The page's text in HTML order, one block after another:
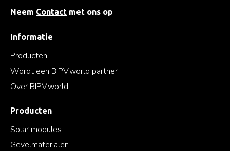
Neem Contact met ons op
Informatie
Producten
Wordt een BIPV.world partner
Over BIPV.world
Producten
Solar modules
Gevelmaterialen